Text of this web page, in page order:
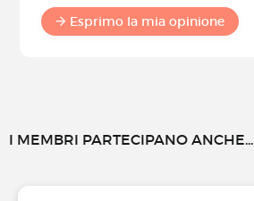
Esprimo la mia opinione
I MEMBRI PARTECIPANO ANCHE...